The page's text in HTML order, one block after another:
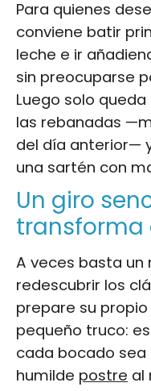
Para quienes
conviene batir
leche e ir
sin preocuparse
Luego solo
las rebanadas
del día anterior—
una sartén con
Un giro
transforma
A veces basta
redescubrir los
prepare su propio
pequeño truco:
cada bocado
humilde postre al